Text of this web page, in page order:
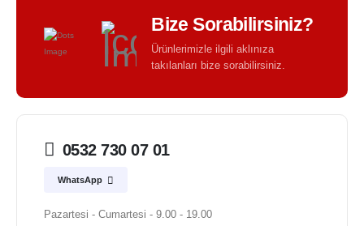
Bize Sorabilirsiniz?
Ürünlerimizle ilgili aklınıza
takılanları bize sorabilirsiniz.
0532 730 07 01
WhatsApp
Pazartesi - Cumartesi - 9.00 - 19.00